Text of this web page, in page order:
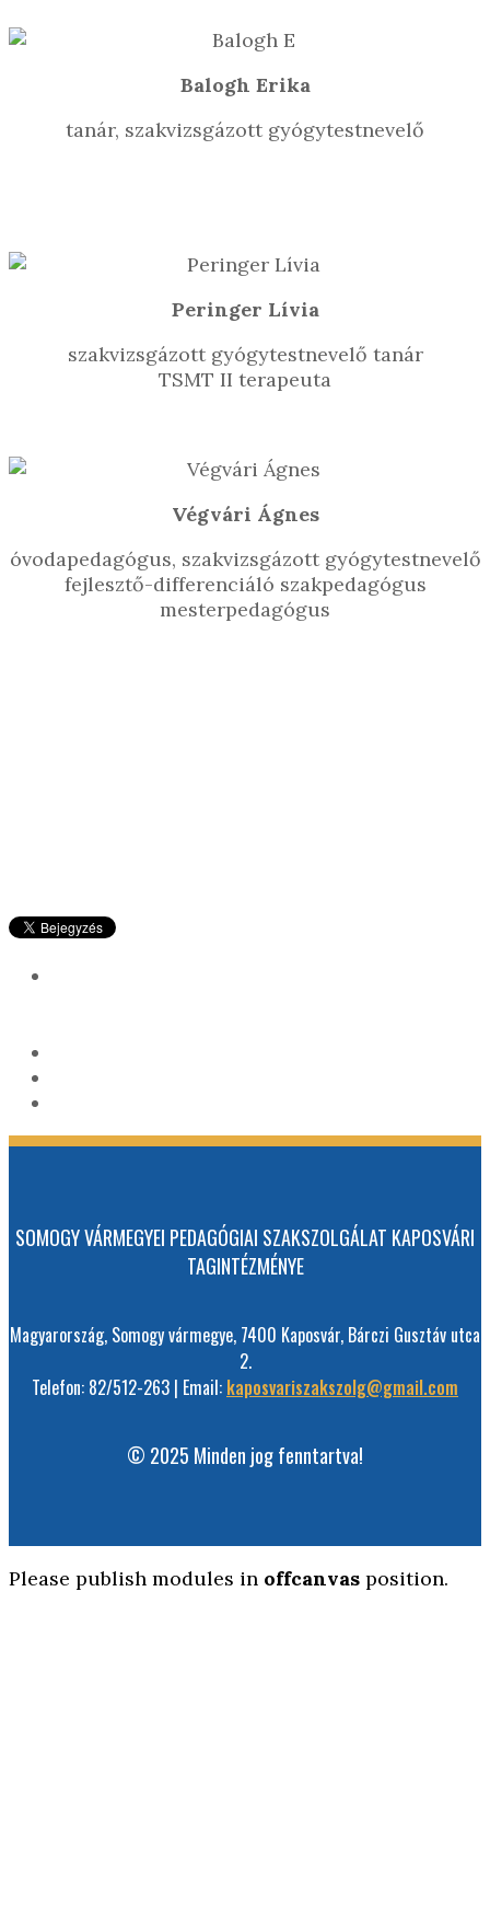
Balogh Erika
tanár, szakvizsgázott gyógytestnevelő
Peringer Lívia
szakvizsgázott gyógytestnevelő tanár
TSMT II terapeuta
Végvári Ágnes
óvodapedagógus, szakvizsgázott gyógytestnevelő
fejlesztő-differenciáló szakpedagógus
mesterpedagógus
SOMOGY VÁRMEGYEI PEDAGÓGIAI SZAKSZOLGÁLAT KAPOSVÁRI
TAGINTÉZMÉNYE
Magyarország, Somogy vármegye, 7400 Kaposvár, Bárczi Gusztáv utca
2.
Telefon: 82/512-263 | Email: kaposvariszakszolg@gmail.com
© 2025 Minden jog fenntartva!
Please publish modules in offcanvas position.